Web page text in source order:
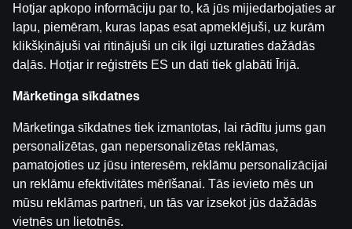
Medijiem
Sīkdatņu iestatījumi
Uzmanību! Azartspēles var izraisīt atkarību!
Spēlēt atļauts tikai no 18 gadu vecuma.
Lūdzam
spēlēt atbildīgi.
Hotjar apkopo informāciju par to, kā jūs mijiedarbojaties ar
lapu, piemēram, kuras lapas esat apmeklējuši, uz kurām
klikšķinājuši vai ritinājuši un cik ilgi uzturaties dažādās
daļās. Hotjar ir reģistrēts ES un dati tiek glabāti Īrijā.
Mārketinga sīkdatnes
Mārketinga sīkdatnes tiek izmantotas, lai rādītu jums gan
personalizētas, gan nepersonalizētas reklāmas,
pamatojoties uz jūsu interesēm, reklāmu personalizācijai
un reklāmu efektivitātes mērīšanai. Tās ievieto mēs un
mūsu reklāmas partneri, un tās var izsekot jūs dažādās
vietnēs un lietotnēs.